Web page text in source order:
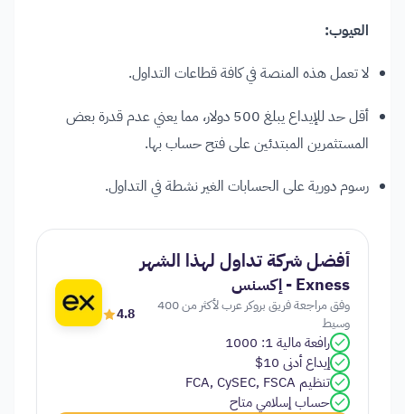
العيوب:
لا تعمل هذه المنصة في كافة قطاعات التداول.
أقل حد للإيداع يبلغ 500 دولار، مما يعني عدم قدرة بعض
المستثمرين المبتدئين على فتح حساب بها.
رسوم دورية على الحسابات الغير نشطة في التداول.
أفضل شركة تداول لهذا الشهر
Exness - إكسنس
وفق مراجعة فريق بروكر عرب لأكثر من 400
وسيط
4.8
رافعة مالية 1: 1000
إيداع أدنى 10$
تنظيم FCA, CySEC, FSCA
حساب إسلامي متاح